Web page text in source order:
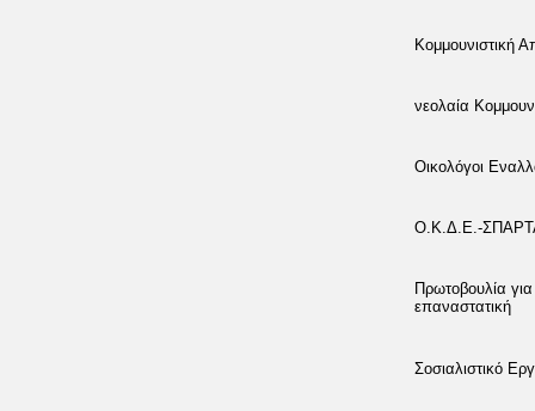
Κομμουνιστική
νεολαία
Οικολόγοι
Ο.Κ.Δ.Ε.-
Πρωτοβουλία
επαναστατική
Σοσιαλιστικό